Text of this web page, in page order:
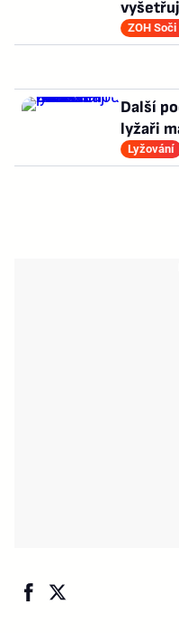
ZOH Soči
Další
lyžaři
Lyžování